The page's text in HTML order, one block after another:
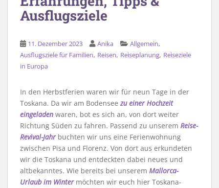
Ausflugsziele
11. Dezember 2023 Anika Allgemein,
Ausflugsziele für Familien, Reisen, Reiseplanung, Reiseziele
in Europa
In den Herbstferien waren wir für neun Tage in der
Toskana. Da wir am Bodenseezu einer Hochzeit
eingeladen waren, bot es sich an, von dort weiter
Richtung Süden zu fahren. Passend zu unserem Reise-
Revival-Jahrbuchten wir uns eine Ferienwohnung
zwischen Pisa und Florenz. Von dort aus erkundeten
wir die Toskana und entdeckten dabei neues und
altbekanntes. Wie bereits bei unserem Mallorca-
Urlaub im Wintermöchten wir euch hier Toskana-